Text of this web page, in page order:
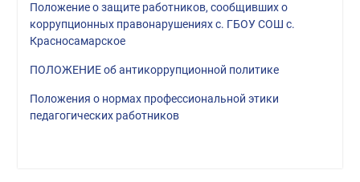
Положение о защите работников, сообщивших о
коррупционных правонарушениях с. ГБОУ СОШ с.
Красносамарское
ПОЛОЖЕНИЕ об антикоррупционной политике
Положения о нормах профессиональной этики
педагогических работников